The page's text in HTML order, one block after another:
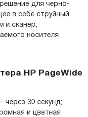
для черно-
в себе струйный
и сканер,
носителя
HP PageWide
30 секунд;
и цветная